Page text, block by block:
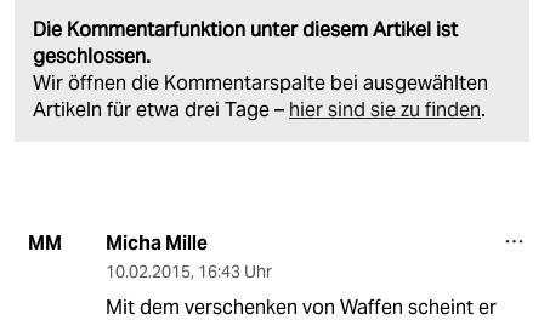
Die Kommentarfunktion unter diesem Artikel ist
geschlossen.
Wir öffnen die Kommentarspalte bei ausgewählten
Artikeln für etwa drei Tage – hier sind sie zu finden.
MM Micha Mille
10.02.2015, 16:43 Uhr
Mit dem verschenken von Waffen scheint er